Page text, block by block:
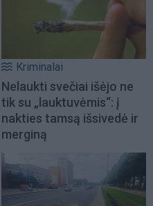
Kriminalai
Nelaukti svečiai išėjo ne
tik su „lauktuvėmis“: į
nakties tamsą išsivedė ir
merginą